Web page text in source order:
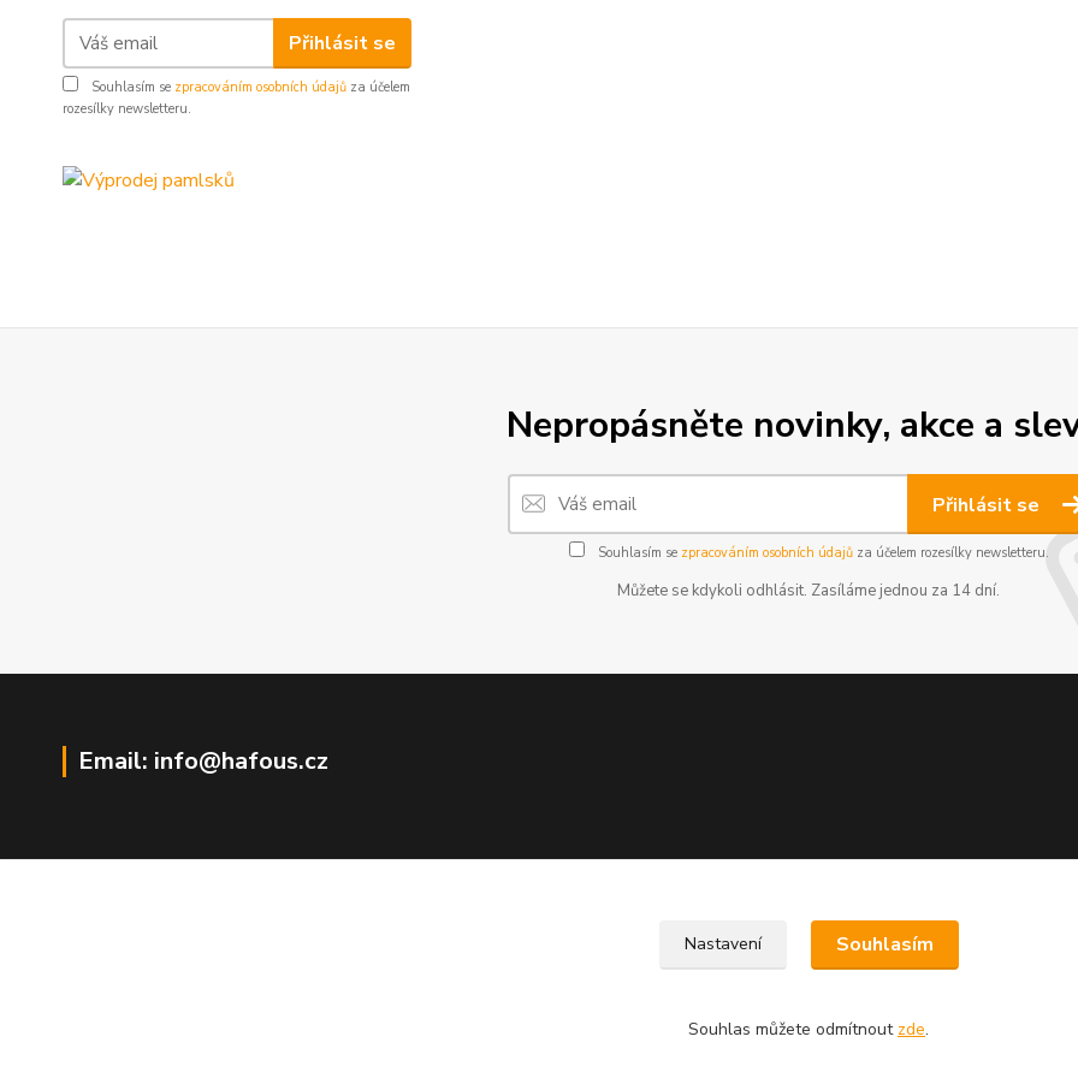
Přihlásit se
Souhlasím se zpracováním osobních údajů za účelem
rozesílky newsletteru.
Nepropásněte novinky, akce a
Přihlásit se
Souhlasím se zpracováním osobních údajůza účelem rozesílky newsletteru.
Můžete se kdykoli odhlásit. Zasíláme jednou za 14 dní.
Email: info@hafous.cz
Nastavení Souhlasím
Souhlas můžete odmítnout zde.